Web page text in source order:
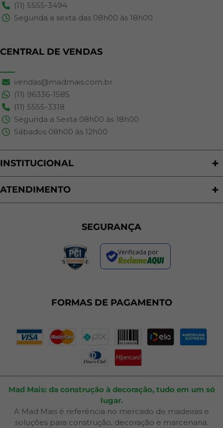
(11) 5555-3494
Segunda a sexta das 08h00 às 18h00
CENTRAL DE VENDAS
vendas@madmais.com.br
(11) 96336-1585
(11) 5555-3318
Segunda a Sexta 08h00 às 18h00
Sábados 08h00 às 12h00
INSTITUCIONAL
Quem Somos
Nossas Lojas
ATENDIMENTO
Política de Privacidade
Trocas e Devoluções
Regras de Promoções
Termos de Uso
Plano de Corte
SEGURANÇA
Verificada por
FORMAS DE PAGAMENTO
Mad Mais: da construção à decoração, tudo em um só
lugar.
A Mad Mais é referência no mercado de madeiras e
soluções para construção, decoração e marcenaria.